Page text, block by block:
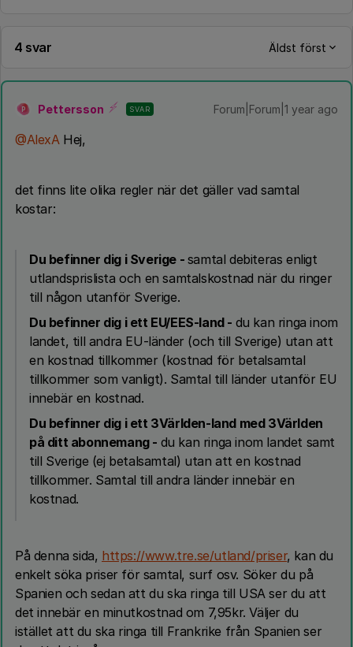
4 svar Äldst först
P Pettersson SVAR Forum|Forum|1 year ago
@AlexAHej,
det finns lite olika regler när det gäller vad samtal
kostar:
Du befinner dig i Sverige - samtal debiteras enligt
utlandsprislista och en samtalskostnad när du ringer
till någon utanför Sverige.
Du befinner dig i ett EU/EES-land- du kan ringa inom
landet, till andra EU-länder (och till Sverige) utan att
en kostnad tillkommer (kostnad för betalsamtal
tillkommer som vanligt). Samtal till länder utanför EU
innebär en kostnad.
Du befinner dig i ett 3Världen-land med 3Världen
på ditt abonnemang - du kan ringa inom landet samt
till Sverige (ej betalsamtal) utan att en kostnad
tillkommer. Samtal till andra länder innebär en
kostnad.
På denna sida, https://www.tre.se/utland/priser, kan du
enkelt söka priser för samtal, surf osv. Söker du på
Spanien och sedan att du ska ringa till USA ser du att
det innebär en minutkostnad om 7,95kr. Väljer du
istället att du ska ringa till Frankrike från Spanien ser